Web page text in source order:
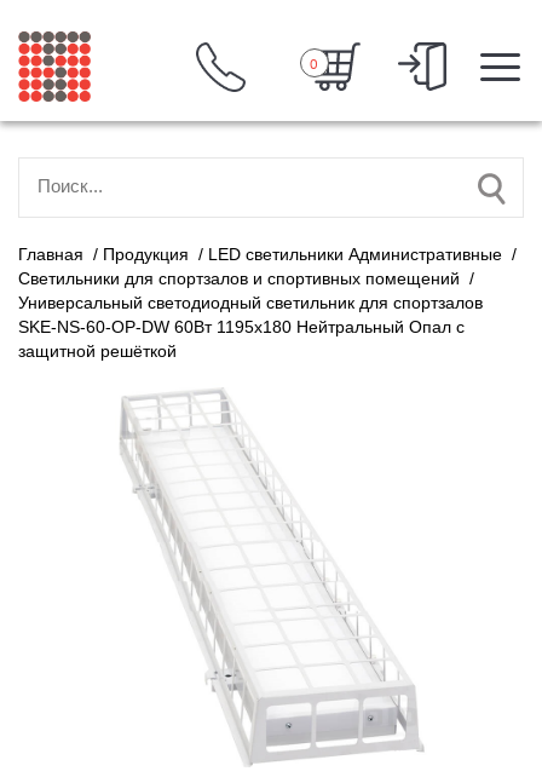
0
Главная / Продукция / LED светильники Административные /
Светильники для спортзалов и спортивных помещений /
Универсальный светодиодный светильник для спортзалов
SKE-NS-60-OP-DW 60Вт 1195х180 Нейтральный Опал с
защитной решёткой